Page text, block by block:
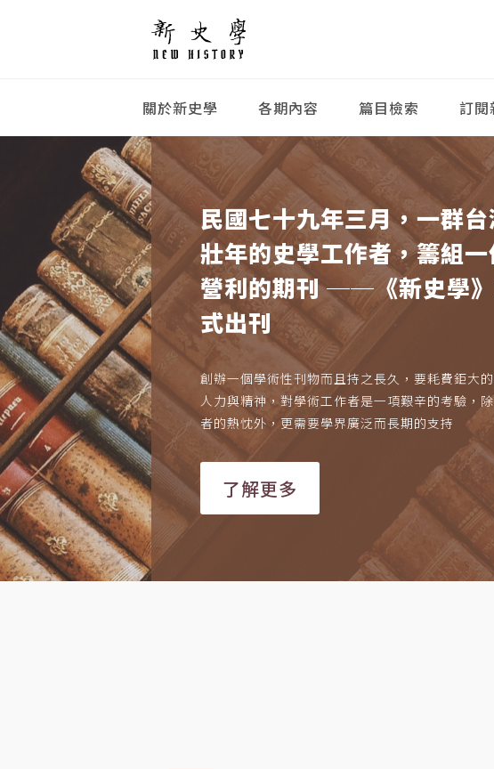
關於新史學 各期內容 篇目檢索 訂閱
民國七十九年三月，一群台
壯年的史學工作者，籌組一
營利的期刊 ──《新史學
式出刊
創辦一個學術性刊物而且持之長久，要耗費鉅大的
人力與精神，對學術工作者是一項艱辛的考驗，
者的熱忱外，更需要學界廣泛而長期的支持
了解更多